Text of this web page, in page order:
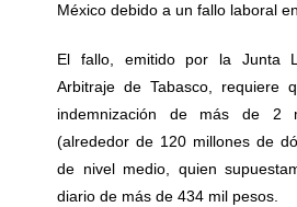
México debido a un fallo laboral
El fallo, emitido por la Junta
Arbitraje de Tabasco, requiere
indemnización de más de 2
(alrededor de 120 millones de
de nivel medio, quien
diario de más de 434 mil pesos.